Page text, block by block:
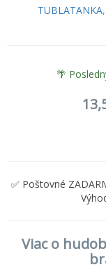
TUBLATANKA,
🌴
✅ Poštovné
Viac o